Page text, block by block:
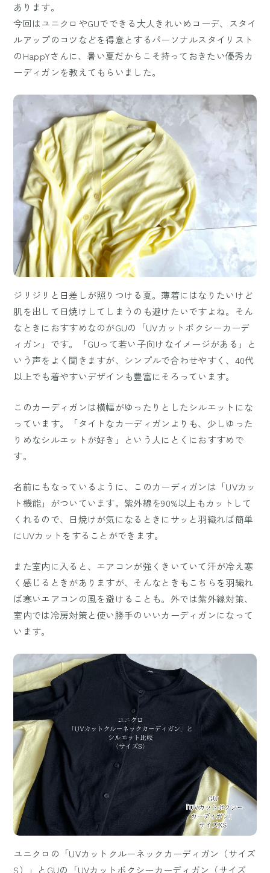
あります。
今回はユニクロやGUでできる大人きれいめコーデ、スタイ
ルアップのコツなどを得意とするパーソナルスタイリスト
のHappYさんに、暑い夏だからこそ持っておきたい優秀カ
ーディガンを教えてもらいました。
ジリジリと日差しが照りつける夏。薄着にはなりたいけど
肌を出して日焼けしてしまうのも避けたいですよね。そん
なときにおすすめなのがGUの「UVカットボクシーカーデ
ィガン」です。「GUって若い子向けなイメージがある」と
いう声をよく聞きますが、シンプルで合わせやすく、40代
以上でも着やすいデザインも豊富にそろっています。
このカーディガンは横幅がゆったりとしたシルエットにな
っています。「タイトなカーディガンよりも、少しゆった
りめなシルエットが好き」という人にとくにおすすめで
す。
名前にもなっているように、このカーディガンは「UVカッ
ト機能」がついています。紫外線を90%以上もカットして
くれるので、日焼けが気になるときにサッと羽織れば簡単
にUVカットをすることができます。
また室内に入ると、エアコンが強くきいていて汗が冷え寒
く感じるときがありますが、そんなときもこちらを羽織れ
ば寒いエアコンの風を避けることも。外では紫外線対策、
室内では冷房対策と使い勝手のいいカーディガンになって
います。
ユニクロの「UVカットクルーネックカーディガン（サイズ
S）」とGUの「UVカットボクシーカーディガン（サイズ